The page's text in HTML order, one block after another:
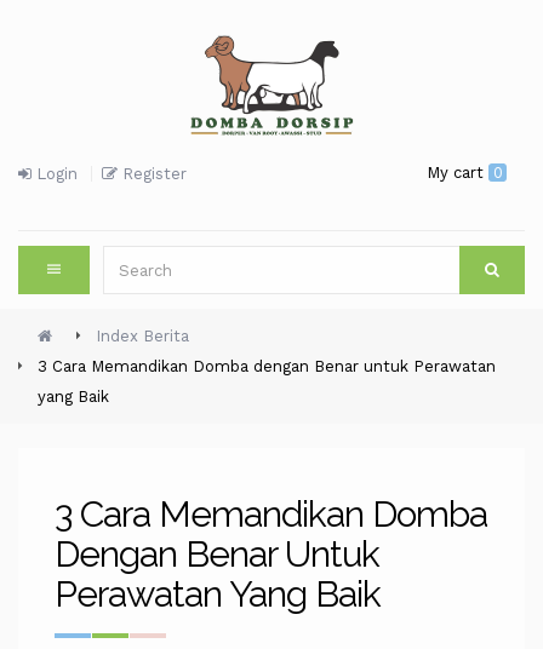
Login Register My cart 0
Index Berita
3 Cara Memandikan Domba dengan Benar untuk Perawatan
yang Baik
3 Cara Memandikan Domba
Dengan Benar Untuk
Perawatan Yang Baik